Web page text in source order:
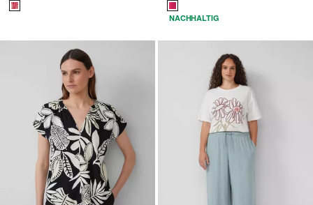
NACHHALTIG